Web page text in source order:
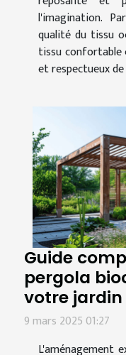
l'imagination.
qualité du tissu
tissu confortable
et respectueux de
Guide
pergola
votre jardin
9 mars 2025 01:27
L'aménagement